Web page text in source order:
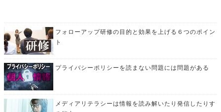
フォローアップ研修の目的と効果を上げる６つのポイン
ト
プライバシーポリシーを読まない問題には問題がある
メディアリテラシーは情報を読み解いたり発信したりす